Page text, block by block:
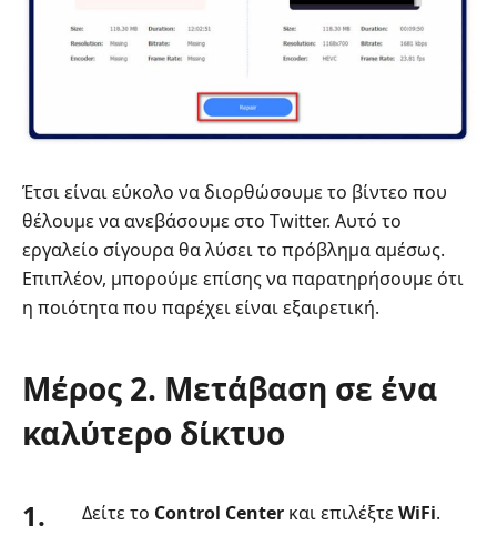
Έτσι είναι εύκολο να διορθώσουμε το βίντεο που
θέλουμε να ανεβάσουμε στο Twitter. Αυτό το
εργαλείο σίγουρα θα λύσει το πρόβλημα αμέσως.
Επιπλέον, μπορούμε επίσης να παρατηρήσουμε ότι
η ποιότητα που παρέχει είναι εξαιρετική.
Μέρος 2. Μετάβαση σε ένα
καλύτερο δίκτυο
1. Δείτε το Control Center και επιλέξτεWiFi.